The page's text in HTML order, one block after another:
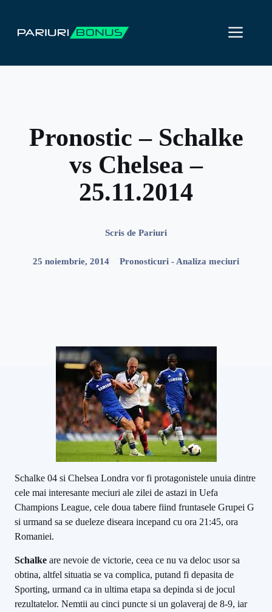
conținut
Pronostic – Schalke
vs Chelsea –
25.11.2014
Scris de Pariuri
25 noiembrie, 2014 Pronosticuri - Analiza meciuri
Schalke 04 si Chelsea Londra vor fi protagonistele unuia dintre
cele mai interesante meciuri ale zilei de astazi in Uefa
Champions League, cele doua tabere fiind fruntasele Grupei G
si urmand sa se dueleze diseara incepand cu ora 21:45, ora
Romaniei.
Schalke are nevoie de victorie, ceea ce nu va deloc usor sa
obtina, altfel situatia se va complica, putand fi depasita de
Sporting, urmand ca in ultima etapa sa depinda si de jocul
rezultatelor. Nemtii au cinci puncte si un golaveraj de 8-9, iar